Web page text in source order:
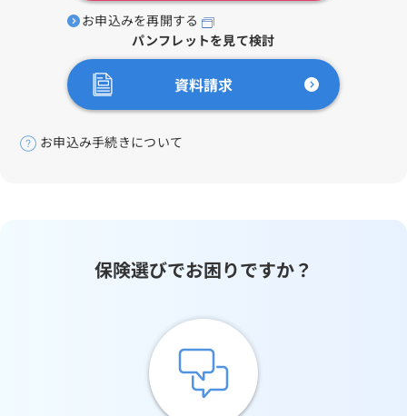
お申込みを再開する
パンフレットを見て検討
資料請求
お申込み手続きについて
保険選びでお困りですか？